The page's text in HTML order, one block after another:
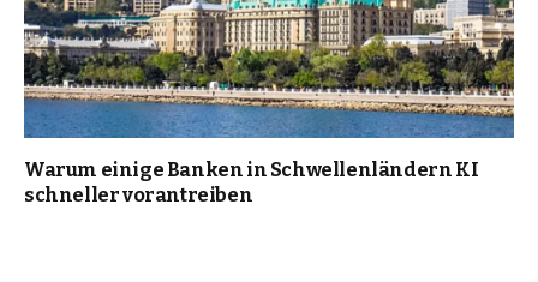
Warum einige Banken in Schwellenländern KI
schneller vorantreiben